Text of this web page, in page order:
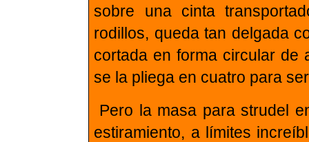
sobre una cinta
rodillos, queda tan delgada
cortada en forma circular de
se la pliega en cuatro para
Pero la masa para strudel
estiramiento, a límites